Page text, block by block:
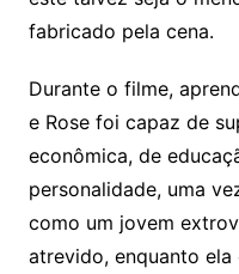
fabricado pela cena.
Durante o filme,
e Rose foi capaz de
econômica, de
personalidade, uma
como um jovem
atrevido, enquanto